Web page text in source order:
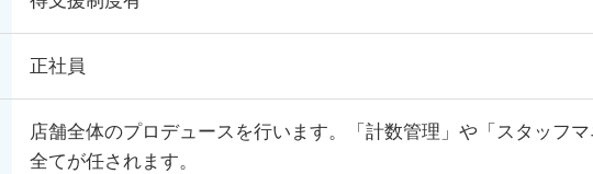
正社員
店舗全体のプロデュースを行います。「計数管理」や「スタッフ
全てが任されます。